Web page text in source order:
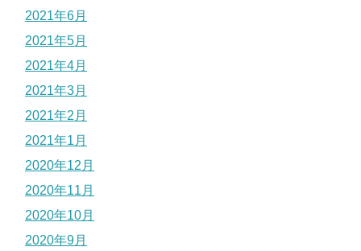
2021年6月
2021年5月
2021年4月
2021年3月
2021年2月
2021年1月
2020年12月
2020年11月
2020年10月
2020年9月